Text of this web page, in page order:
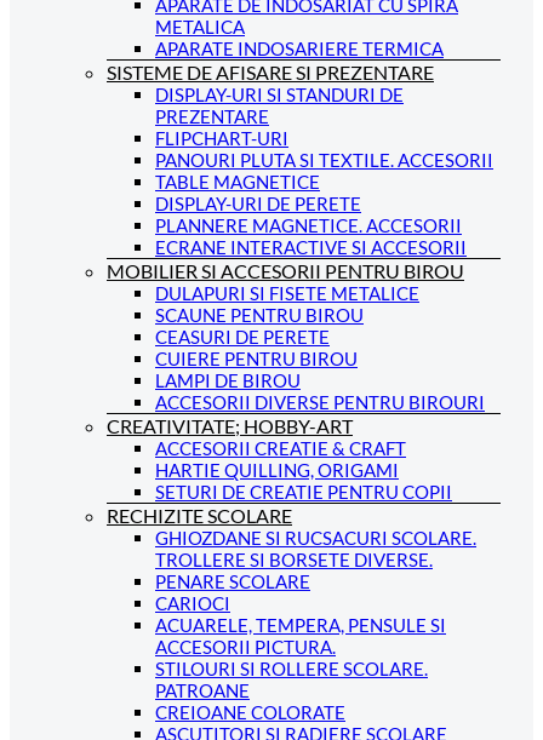
APARATE DE INDOSARIAT CU SPIRA
METALICA
APARATE INDOSARIERE TERMICA
SISTEME DE AFISARE SI PREZENTARE
DISPLAY-URI SI STANDURI DE
PREZENTARE
FLIPCHART-URI
PANOURI PLUTA SI TEXTILE. ACCESORII
TABLE MAGNETICE
DISPLAY-URI DE PERETE
PLANNERE MAGNETICE. ACCESORII
ECRANE INTERACTIVE SI ACCESORII
MOBILIER SI ACCESORII PENTRU BIROU
DULAPURI SI FISETE METALICE
SCAUNE PENTRU BIROU
CEASURI DE PERETE
CUIERE PENTRU BIROU
LAMPI DE BIROU
ACCESORII DIVERSE PENTRU BIROURI
CREATIVITATE; HOBBY-ART
ACCESORII CREATIE & CRAFT
HARTIE QUILLING, ORIGAMI
SETURI DE CREATIE PENTRU COPII
RECHIZITE SCOLARE
GHIOZDANE SI RUCSACURI SCOLARE.
TROLLERE SI BORSETE DIVERSE.
PENARE SCOLARE
CARIOCI
ACUARELE, TEMPERA, PENSULE SI
ACCESORII PICTURA.
STILOURI SI ROLLERE SCOLARE.
PATROANE
CREIOANE COLORATE
ASCUTITORI SI RADIERE SCOLARE